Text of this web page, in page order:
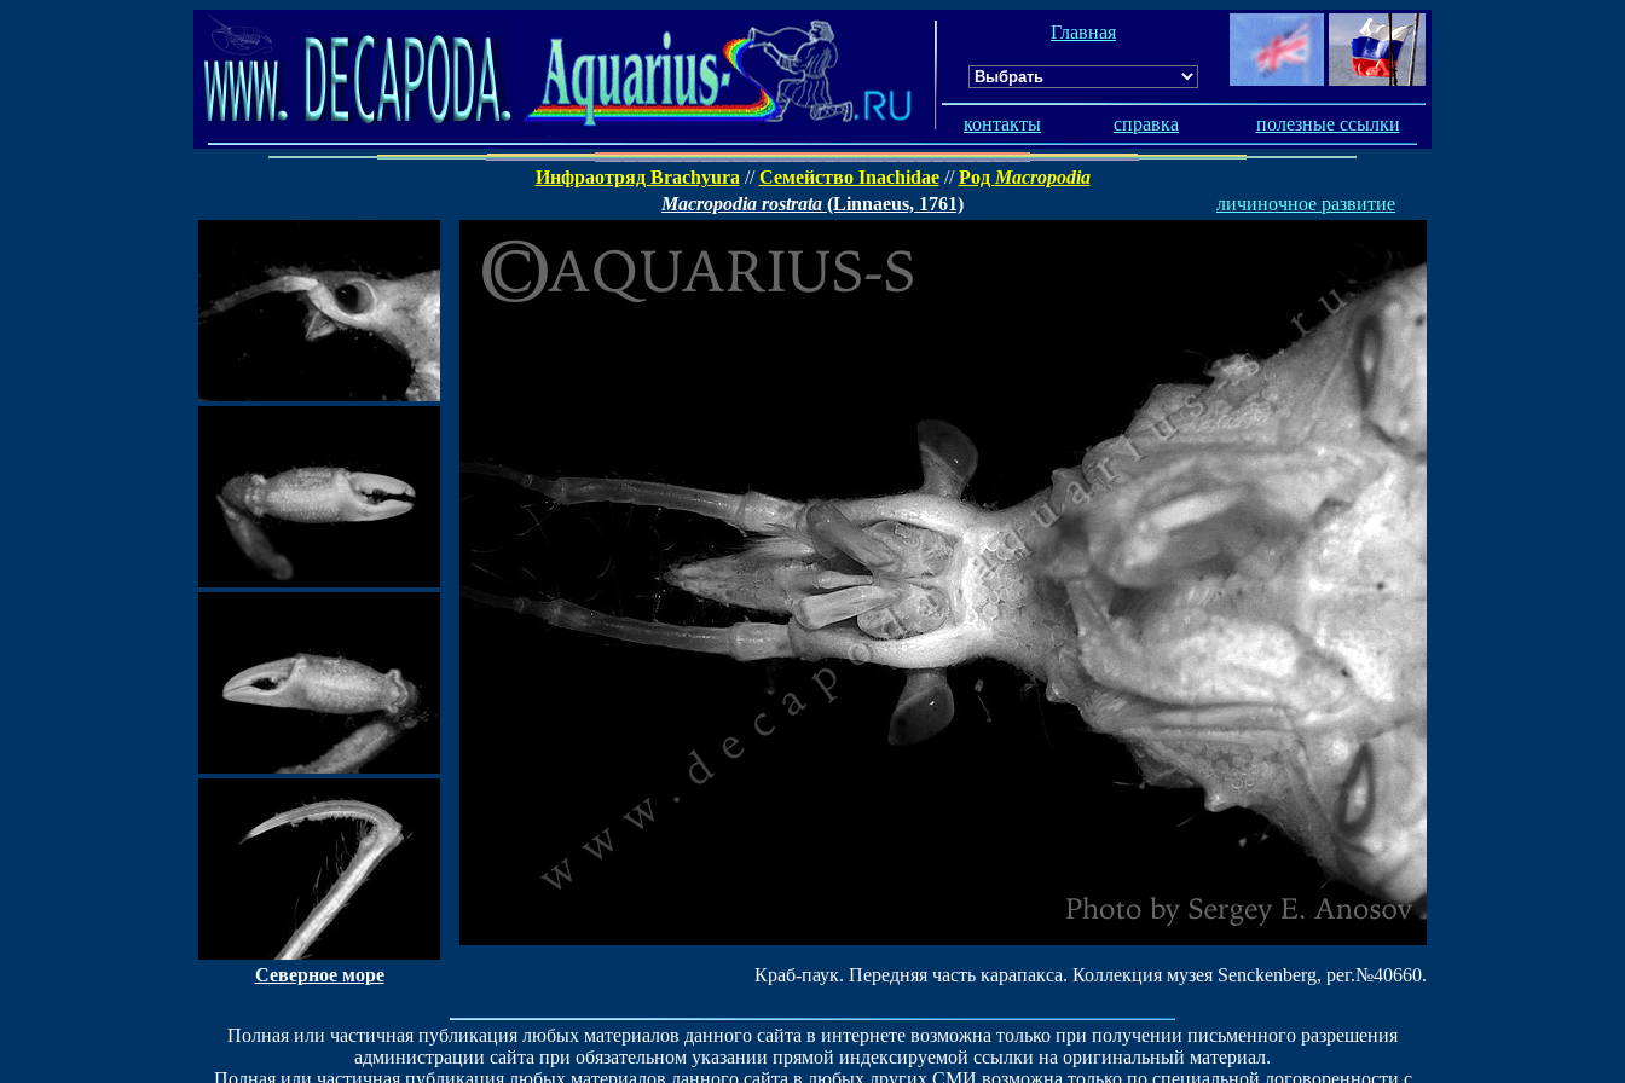
Главная
контакты справка полезные ссылки
Инфраотряд Brachyura //Семейство Inachidae//Род Macropodia
Macropodia rostrata (Linnaeus, 1761) личиночное развитие
Северное море Краб-паук. Передняя часть карапакса. Коллекция музея Senckenberg, рег.№40660.
Полная или частичная публикация любых материалов данного сайта в интернете возможна только при получении письменного разрешения
администрации сайта при обязательном указании прямой индексируемой ссылки на оригинальный материал.
Полная или частичная публикация любых материалов данного сайта в любых других СМИ возможна только по специальной договоренности с